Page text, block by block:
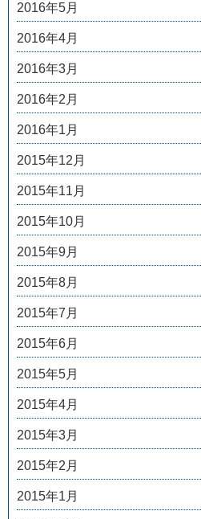
2016年5月
2016年4月
2016年3月
2016年2月
2016年1月
2015年12月
2015年11月
2015年10月
2015年9月
2015年8月
2015年7月
2015年6月
2015年5月
2015年4月
2015年3月
2015年2月
2015年1月